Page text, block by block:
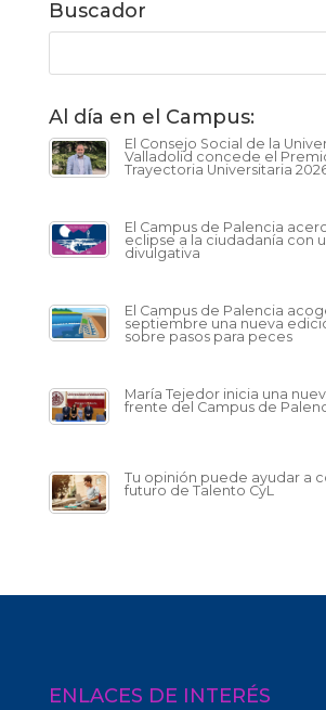
Buscador
Al día en el Campus:
El Consejo Social de la
Valladolid concede el
Trayectoria Universitaria
El Campus de Palencia
eclipse a la ciudadanía con
divulgativa
El Campus de Palencia
septiembre una nueva
sobre pasos para peces
María Tejedor inicia una
frente del Campus de
Tu opinión puede ayudar a
futuro de Talento CyL
ENLACES DE INTERÉS